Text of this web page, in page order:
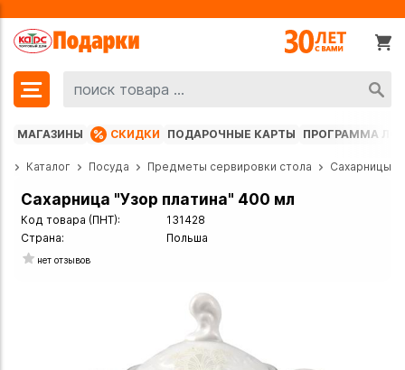
МАГАЗИНЫ СКИДКИ ПОДАРОЧНЫЕ КАРТЫ ПРОГРАММА
Каталог Посуда Предметы сервировки стола Сахарницы
Сахарница "Узор платина" 400 мл
Код товара (ПНТ):
131428
Страна:
Польша
нет отзывов